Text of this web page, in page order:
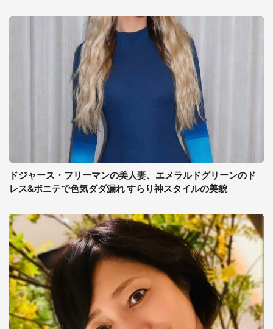
ドジャース・フリーマンの美人妻、エメラルドグリーンのド
レス&ポニテで色気ダダ漏れ すらり神スタイルの美貌